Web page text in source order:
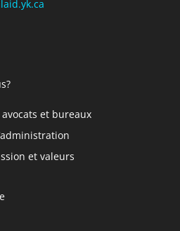
avocats et bureaux
et valeurs